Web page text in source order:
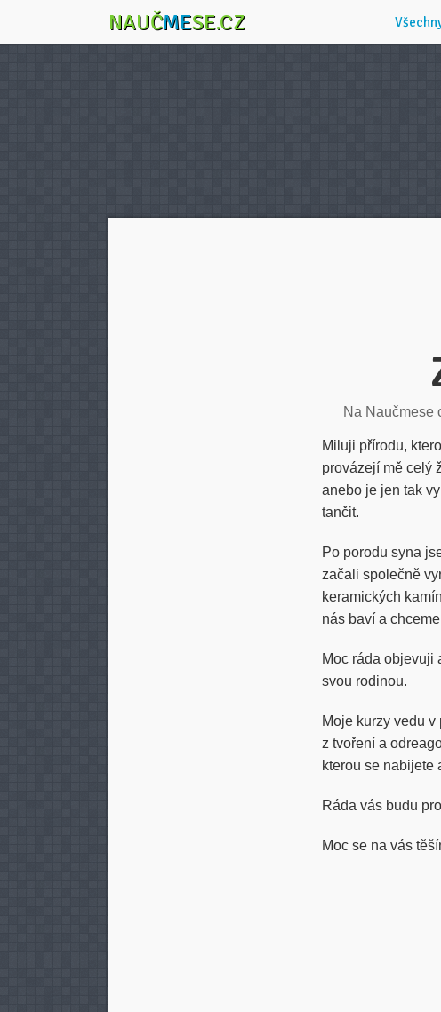
NAUČMESE.CZ
Na Naučmese
Miluji přírodu,
provázejí mě celý
anebo je jen tak
tančit.
Po porodu syna
začali společně
keramických
nás baví a
Moc ráda objevuji
svou rodinou.
Moje kurzy vedu
z tvoření a
kterou se nabijete
Ráda vás budu
Moc se na vás